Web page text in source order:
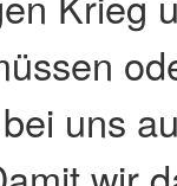
uns